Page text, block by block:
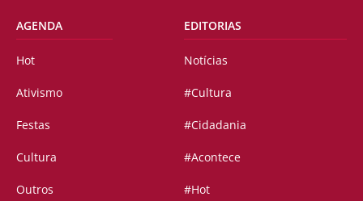
AGENDA
Hot
Ativismo
Festas
Cultura
Outros
EDITORIAS
Notícias
#Cultura
#Cidadania
#Acontece
#Hot